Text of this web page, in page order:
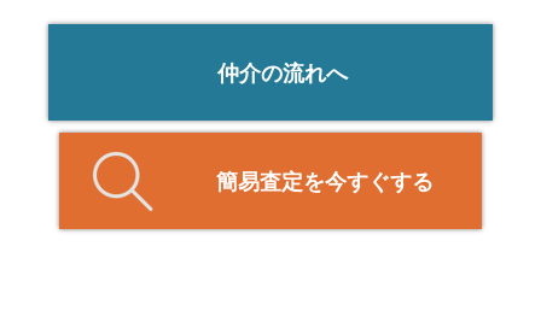
仲介の流れへ
簡易査定を今すぐする